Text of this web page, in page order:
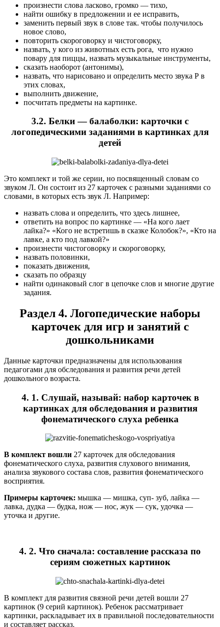
произнести слова ласково, громко — тихо,
найти ошибку в предложении и ее исправить,
заменить первый звук в слове так. чтобы получилось
новое слово,
повторить скороговорку и чистоговорку,
назвать, у кого из животных есть рога, что нужно
повару для пиццы, назвать музыкальные инструменты,
сказать наоборот (антонимы),
назвать, что нарисовано и определить место звука Р в
этих словах,
выполнить движение,
посчитать предметы на картинке.
3.2. Белки — балаболки: карточки с
логопедическими заданиями в картинках для
детей
Это комплект и той же серии, но посвященный словам со
звуком Л. Он состоит из 27 карточек с разными заданиями со
словами, в которых есть звук Л. Например:
назвать слова и определить, что здесь лишнее,
ответить на вопрос по картинке — «На кого лает
лайка?» «Кого не встретишь в сказке Колобок?», «Кто на
лавке, а кто под лавкой?»
произнести чистоговорку и скороговорку,
назвать половинки,
показать движения,
сказать по образцу
найти одинаковый слог в цепочке слов и многие другие
задания.
Раздел 4. Логопедические наборы
карточек для игр и занятий с
дошкольниками
Данные карточки предназначены для использования
педагогами для обследования и развития речи детей
дошкольного возраста.
4. 1. Слушай, называй: набор карточек в
картинках для обследования и развития
фонематического слуха ребенка
В комплект вошли 27 карточек для обследования
фонематического слуха, развития слухового внимания,
анализа звукового состава слов, развития фонематического
восприятия.
Примеры карточек: мышка — мишка, суп- зуб, лайка —
лавка, дудка — будка, нож — нос, жук — сук, удочка —
уточка и другие.
4. 2. Что сначала: составление рассказа по
сериям сюжетных картинок
В комплект для развития связной речи детей вошли 27
картинок (9 серий картинок). Ребенок рассматривает
картинки, раскладывает их в правильной последовательности
и составляет рассказ.